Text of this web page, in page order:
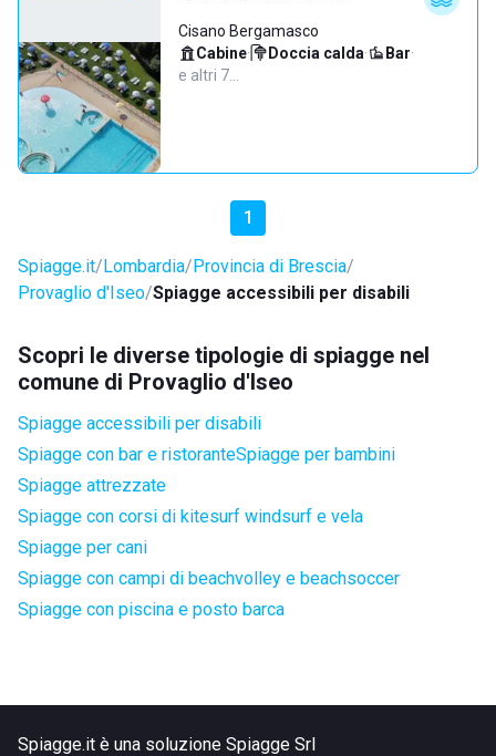
Cisano Bergamasco
Cabine· Doccia calda· Bar·
e altri 7…
1
Spiagge.it Lombardia Provincia di Brescia
Provaglio d'Iseo Spiagge accessibili per disabili
Scopri le diverse tipologie di spiagge nel
comune di Provaglio d'Iseo
Spiagge accessibili per disabili
Spiagge con bar e ristoranteSpiagge per bambini
Spiagge attrezzate
Spiagge con corsi di kitesurf windsurf e vela
Spiagge per cani
Spiagge con campi di beachvolley e beachsoccer
Spiagge con piscina e posto barca
Spiagge.it è una soluzione Spiagge Srl